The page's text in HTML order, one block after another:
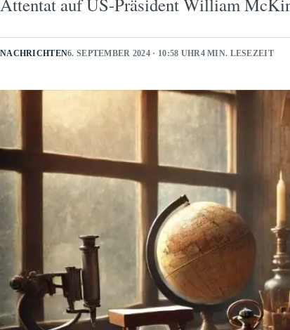
NACHRICHTEN6. SEPTEMBER 2024 · 10:58 UHR4 MIN. LESEZEIT